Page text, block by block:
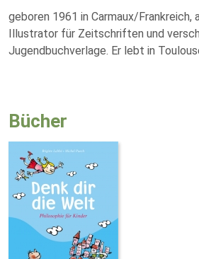
geboren 1961 in Carmaux/
Illustrator für Zeitschriften und
Jugendbuchverlage. Er lebt in
Bücher